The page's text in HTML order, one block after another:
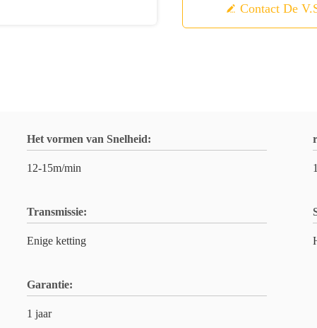
Contact De
Het vormen van Snelheid:
12-15m/min
Transmissie:
Enige ketting
Garantie:
1 jaar